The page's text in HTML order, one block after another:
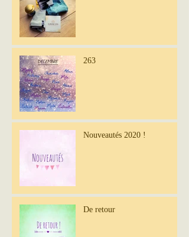
263
Nouveautés 2020 !
De retour